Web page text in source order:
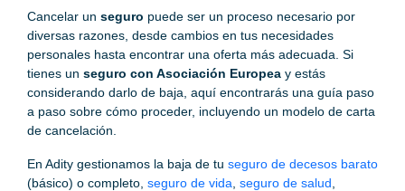
Cancelar un seguro puede ser un proceso necesario por
diversas razones, desde cambios en tus necesidades
personales hasta encontrar una oferta más adecuada. Si
tienes un seguro con Asociación Europea y estás
considerando darlo de baja, aquí encontrarás una guía paso
a paso sobre cómo proceder, incluyendo un modelo de carta
de cancelación.
En Adity gestionamos la baja de tu seguro de decesos barato
(básico) o completo, seguro de vida seguro de salud